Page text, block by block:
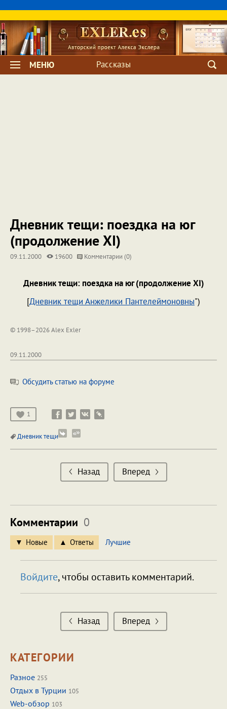
МЕНЮ Рассказы
Дневник тещи: поездка на юг
(продолжение XI)
09.11.2000 19600 Комментарии (0)
Дневник тещи: поездка на юг (продолжение XI)
[Дневник тещи Анжелики Пантелеймоновны")
© 1998–2026 Alex Exler
09.11.2000
Обсудить статью на форуме
1
Дневник тещи
Назад Вперед
Комментарии 0
Новые Ответы Лучшие
Войдите, чтобы оставить комментарий.
Назад Вперед
КАТЕГОРИИ
Разное 255
Отдых в Турции 105
Web-обзор 103